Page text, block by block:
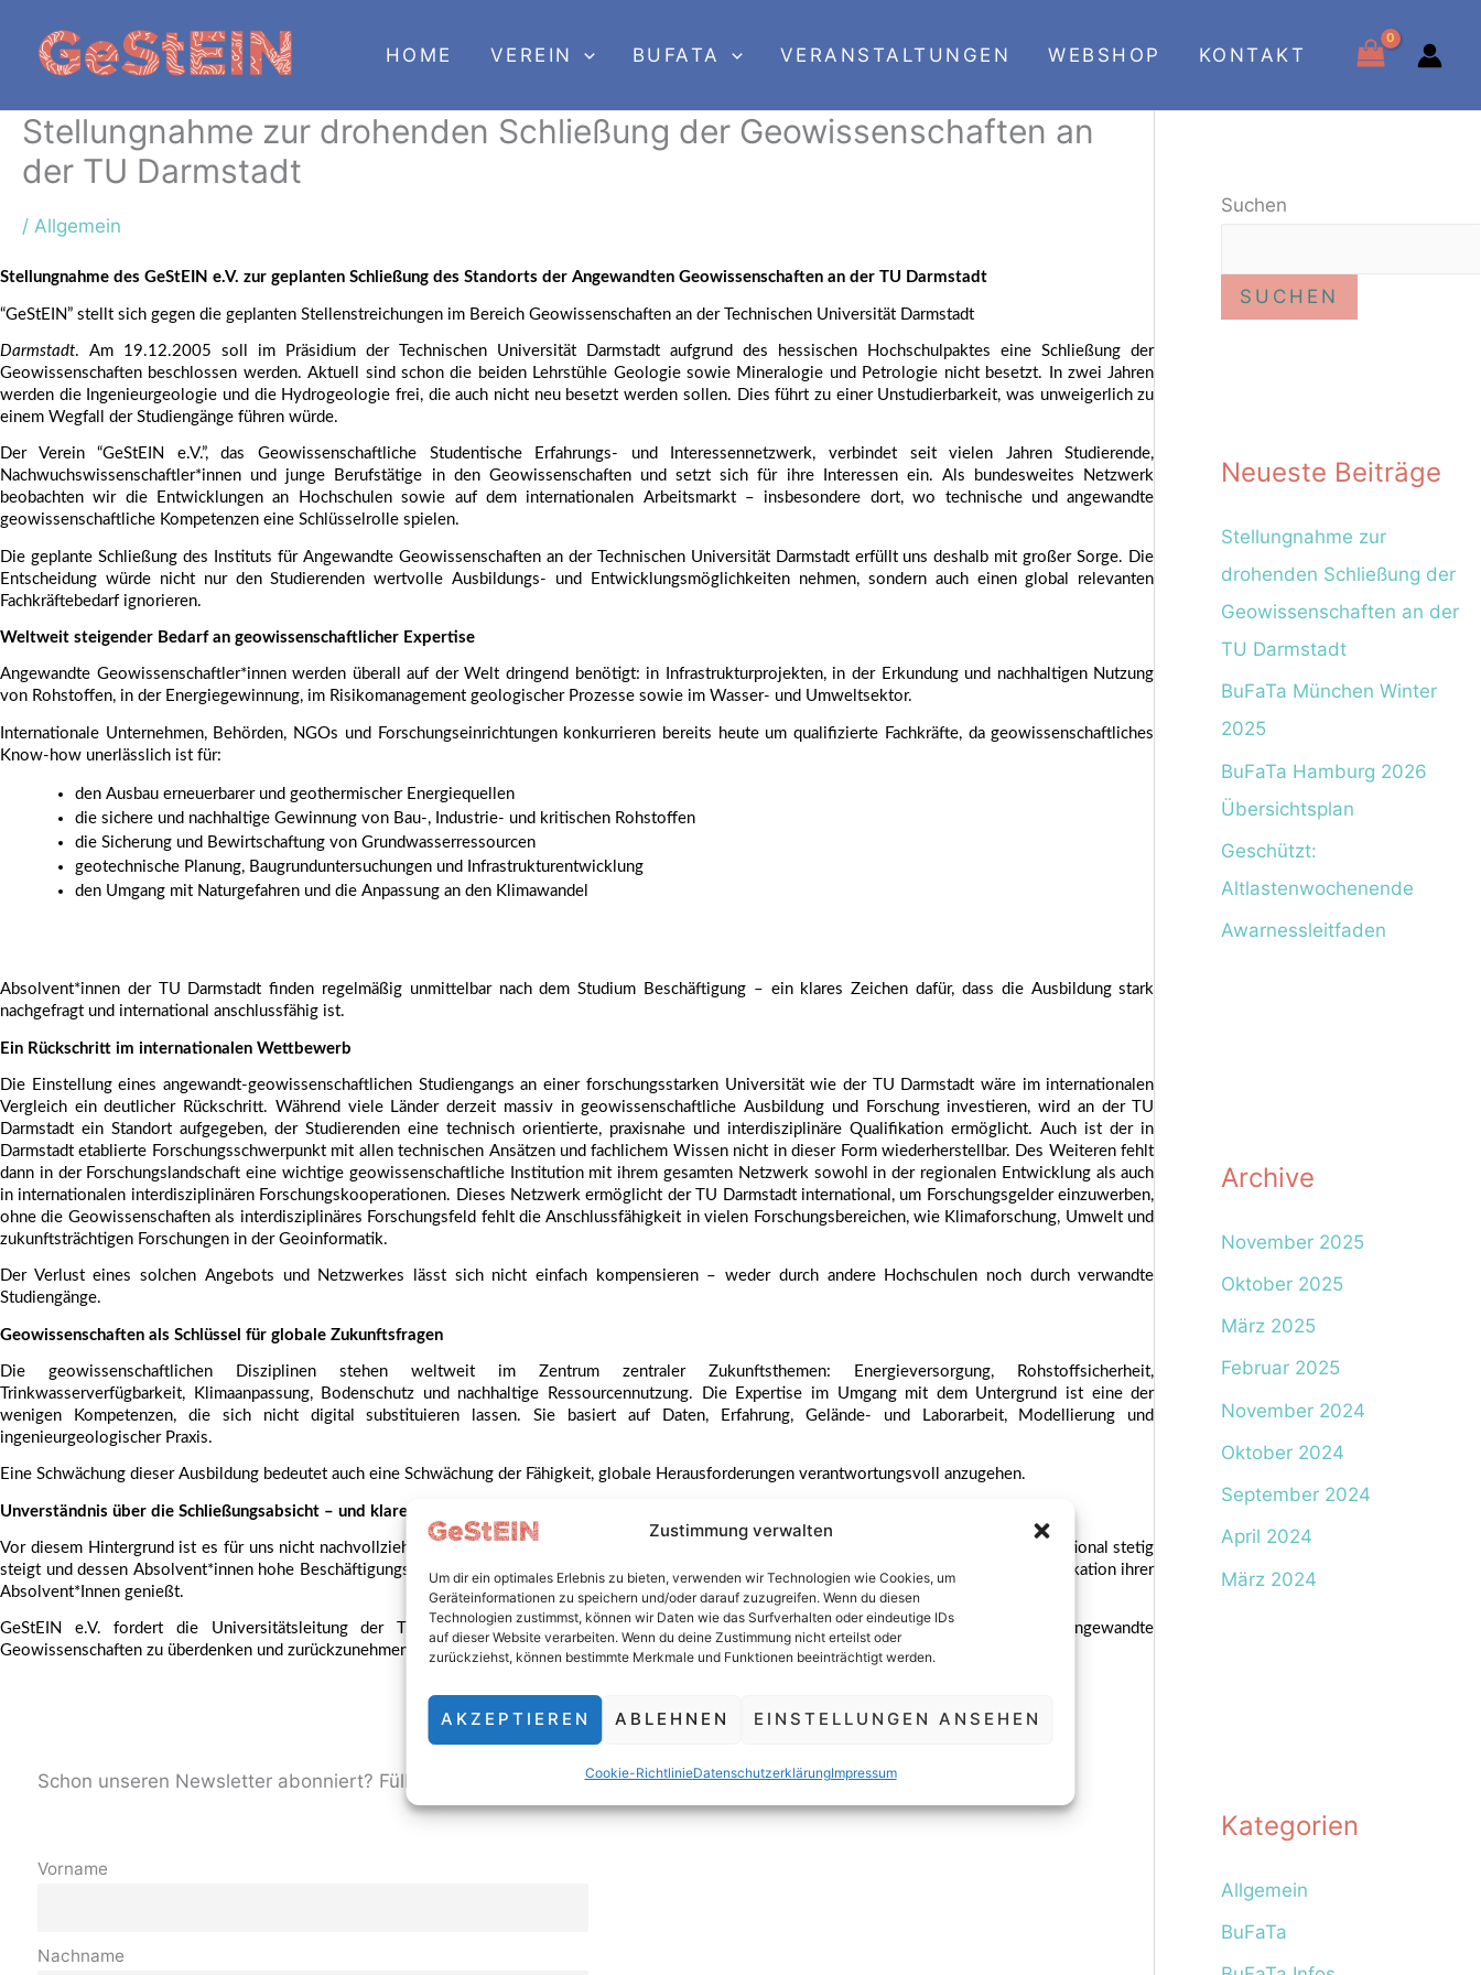
Zustimmung verwalten
Um dir ein optimales Erlebnis zu bieten, verwenden wir Technologien wie Cookies, um
Geräteinformationen zu speichern und/oder darauf zuzugreifen. Wenn du diesen
Technologien zustimmst, können wir Daten wie das Surfverhalten oder eindeutige IDs
auf dieser Website verarbeiten. Wenn du deine Zustimmung nicht erteilst oder
zurückziehst, können bestimmte Merkmale und Funktionen beeinträchtigt werden.
AKZEPTIEREN ABLEHNEN EINSTELLUNGEN ANSEHEN
Cookie-RichtlinieDatenschutzerklärungImpressum
Inhalt
springen
HOME VEREIN BUFATA VERANSTALTUNGEN WEBSHOP KONTAKT
Stellungnahme zur drohenden Schließung der Geowissenschaften an
der TU Darmstadt
/ Allgemein
Stellungnahme des GeStEIN e.V. zur geplanten Schließung des Standorts der Angewandten Geowissenschaften an der TU Darmstadt
“GeStEIN” stellt sich gegen die geplanten Stellenstreichungen im Bereich Geowissenschaften an der Technischen Universität Darmstadt
Darmstadt. Am 19.12.2005 soll im Präsidium der Technischen Universität Darmstadt aufgrund des hessischen Hochschulpaktes eine Schließung der
Geowissenschaften beschlossen werden. Aktuell sind schon die beiden Lehrstühle Geologie sowie Mineralogie und Petrologie nicht besetzt. In zwei Jahren
werden die Ingenieurgeologie und die Hydrogeologie frei, die auch nicht neu besetzt werden sollen. Dies führt zu einer Unstudierbarkeit, was unweigerlich zu
einem Wegfall der Studiengänge führen würde.
Der Verein “GeStEIN e.V.”, das Geowissenschaftliche Studentische Erfahrungs- und Interessennetzwerk, verbindet seit vielen Jahren Studierende,
Nachwuchswissenschaftler*innen und junge Berufstätige in den Geowissenschaften und setzt sich für ihre Interessen ein. Als bundesweites Netzwerk
beobachten wir die Entwicklungen an Hochschulen sowie auf dem internationalen Arbeitsmarkt – insbesondere dort, wo technische und angewandte
geowissenschaftliche Kompetenzen eine Schlüsselrolle spielen.
Die geplante Schließung des Instituts für Angewandte Geowissenschaften an der Technischen Universität Darmstadt erfüllt uns deshalb mit großer Sorge. Die
Entscheidung würde nicht nur den Studierenden wertvolle Ausbildungs- und Entwicklungsmöglichkeiten nehmen, sondern auch einen global relevanten
Fachkräftebedarf ignorieren.
Weltweit steigender Bedarf an geowissenschaftlicher Expertise
Angewandte Geowissenschaftler*innen werden überall auf der Welt dringend benötigt: in Infrastrukturprojekten, in der Erkundung und nachhaltigen Nutzung
von Rohstoffen, in der Energiegewinnung, im Risikomanagement geologischer Prozesse sowie im Wasser- und Umweltsektor.
Internationale Unternehmen, Behörden, NGOs und Forschungseinrichtungen konkurrieren bereits heute um qualifizierte Fachkräfte, da geowissenschaftliches
Know-how unerlässlich ist für:
den Ausbau erneuerbarer und geothermischer Energiequellen
die sichere und nachhaltige Gewinnung von Bau-, Industrie- und kritischen Rohstoffen
die Sicherung und Bewirtschaftung von Grundwasserressourcen
geotechnische Planung, Baugrunduntersuchungen und Infrastrukturentwicklung
den Umgang mit Naturgefahren und die Anpassung an den Klimawandel
Absolvent*innen der TU Darmstadt finden regelmäßig unmittelbar nach dem Studium Beschäftigung – ein klares Zeichen dafür, dass die Ausbildung stark
nachgefragt und international anschlussfähig ist.
Ein Rückschritt im internationalen Wettbewerb
Die Einstellung eines angewandt-geowissenschaftlichen Studiengangs an einer forschungsstarken Universität wie der TU Darmstadt wäre im internationalen
Vergleich ein deutlicher Rückschritt. Während viele Länder derzeit massiv in geowissenschaftliche Ausbildung und Forschung investieren, wird an der TU
Darmstadt ein Standort aufgegeben, der Studierenden eine technisch orientierte, praxisnahe und interdisziplinäre Qualifikation ermöglicht. Auch ist der in
Darmstadt etablierte Forschungsschwerpunkt mit allen technischen Ansätzen und fachlichem Wissen nicht in dieser Form wiederherstellbar. Des Weiteren fehlt
dann in der Forschungslandschaft eine wichtige geowissenschaftliche Institution mit ihrem gesamten Netzwerk sowohl in der regionalen Entwicklung als auch
in internationalen interdisziplinären Forschungskooperationen. Dieses Netzwerk ermöglicht der TU Darmstadt international, um Forschungsgelder einzuwerben,
ohne die Geowissenschaften als interdisziplinäres Forschungsfeld fehlt die Anschlussfähigkeit in vielen Forschungsbereichen, wie Klimaforschung, Umwelt und
zukunftsträchtigen Forschungen in der Geoinformatik.
Der Verlust eines solchen Angebots und Netzwerkes lässt sich nicht einfach kompensieren – weder durch andere Hochschulen noch durch verwandte
Studiengänge.
Geowissenschaften als Schlüssel für globale Zukunftsfragen
Die geowissenschaftlichen Disziplinen stehen weltweit im Zentrum zentraler Zukunftsthemen: Energieversorgung, Rohstoffsicherheit,
Trinkwasserverfügbarkeit, Klimaanpassung, Bodenschutz und nachhaltige Ressourcennutzung. Die Expertise im Umgang mit dem Untergrund ist eine der
wenigen Kompetenzen, die sich nicht digital substituieren lassen. Sie basiert auf Daten, Erfahrung, Gelände- und Laborarbeit, Modellierung und
ingenieurgeologischer Praxis.
Eine Schwächung dieser Ausbildung bedeutet auch eine Schwächung der Fähigkeit, globale Herausforderungen verantwortungsvoll anzugehen.
Unverständnis über die Schließungsabsicht – und klare Forderung
Vor diesem Hintergrund ist es für uns nicht nachvollziehbar, warum ein Studiengang aufgegeben werden soll, dessen Relevanz national wie international stetig
steigt und dessen Absolvent*innen hohe Beschäftigungssicherheit genießen. Und deren Ausbildungsstätte einen ausgezeichneten Ruf in der Qualifikation ihrer
Absolvent*Innen genießt.
GeStEIN e.V. fordert die Universitätsleitung der TU Darmstadt daher nachdrücklich auf, die geplante Schließung des Instituts für Angewandte
Geowissenschaften zu überdenken und zurückzunehmen.
Schon unseren Newsletter abonniert? Fülle doch hier die Daten aus und erhalte monatlich neue Informationen
Vorname
Nachname
Suchen
SUCHEN
Neueste Beiträge
Stellungnahme zur
drohenden Schließung der
Geowissenschaften an der
TU Darmstadt
BuFaTa München Winter
2025
BuFaTa Hamburg 2026
Übersichtsplan
Geschützt:
Altlastenwochenende
Awarnessleitfaden
Archive
November 2025
Oktober 2025
März 2025
Februar 2025
November 2024
Oktober 2024
September 2024
April 2024
März 2024
Kategorien
Allgemein
BuFaTa